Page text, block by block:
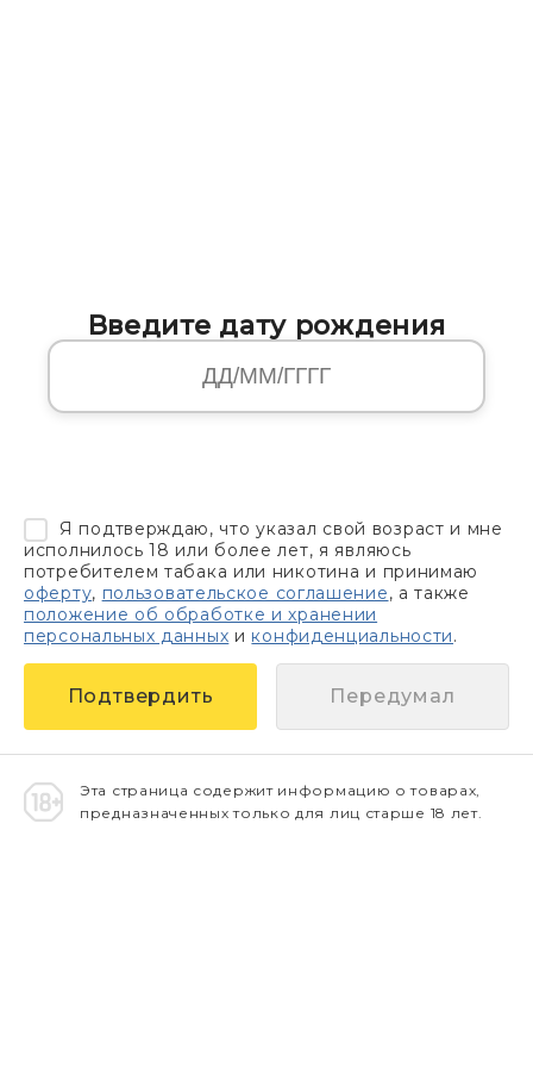
Введите дату рождения
Я подтверждаю, что указал свой возраст и мне
исполнилось 18 или более лет, я являюсь
потребителем табака или никотина и принимаю
оферту, пользовательское соглашение, а также
положение об обработке и хранении
персональных данных и конфиденциальности.
Передумал
Эта страница содержит информацию о товарах,
предназначенных только для лиц старше 18 лет.